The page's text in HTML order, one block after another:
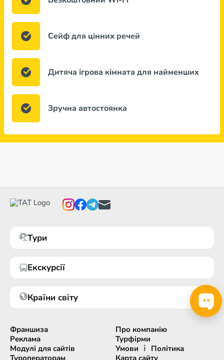
Сейф для цінних речей
Дитяча ігрова кімната для найменших
Зручна автостоянка
Тури
Екскурсії
Країни світу
Франшиза
Реклама
Модулі для сайтів
Туроператорам
Про компанію
Турфірми
Умови і Політика
Карта сайту